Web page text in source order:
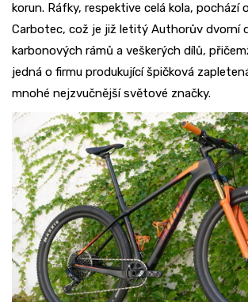
korun. Ráfky, respektive celá kola, pochází
Carbotec, což je již letitý Authorův dvorní
karbonových rámů a veškerých dílů,
jedná o firmu produkující špičková
mnohé nejzvučnější světové značky.